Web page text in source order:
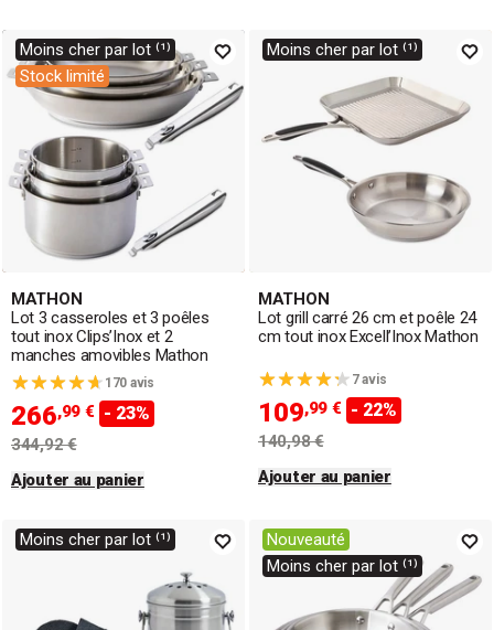
Moins cher par lot ⁽¹⁾
Stock limité
MATHON
Lot 3 casseroles et 3 poêles
tout inox Clips’Inox et 2
manches amovibles Mathon
170 avis
266,99 € - 23%
344,92 €
Ajouter au panier
Moins cher par lot ⁽¹⁾
MATHON
Lot grill carré 26 cm et poêle 24
cm tout inox Excell’Inox Mathon
7 avis
109,99 € - 22%
140,98 €
Ajouter au panier
Moins cher par lot ⁽¹⁾
Nouveauté
Moins cher par lot ⁽¹⁾